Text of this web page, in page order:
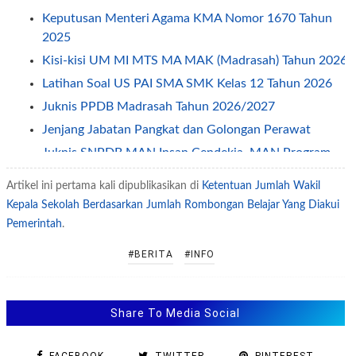
Keputusan Menteri Agama KMA Nomor 1670 Tahun
2025
Kisi-kisi UM MI MTS MA MAK (Madrasah) Tahun 2026
Latihan Soal US PAI SMA SMK Kelas 12 Tahun 2026
Juknis PPDB Madrasah Tahun 2026/2027
Jenjang Jabatan Pangkat dan Golongan Perawat
Juknis SNPDB MAN Insan Cendekia, MAN Program
Keagamaan Dan MAKN Tahun Pelajaran 2026/2027
Latihan Soal Tes CPNS - PPPK Kebidanan
Jenjang Jabatan Pangkat dan Golongan Dosen
Agama Tahun 2025-2029
Juknis Penilaian Kinerja Kepala Madrasah Terbaru
Latihan Soal Tes CPNS PPPK Jabatan Penghulu
Artikel ini pertama kali dipublikasikan di Ketentuan Jumlah Wakil
Kepala Sekolah Berdasarkan Jumlah Rombongan Belajar Yang Diakui
Pemerintah.
#BERITA #INFO
Share To Media Social